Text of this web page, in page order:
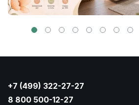
+7 (499) 322-27-27
8 800 500-12-27